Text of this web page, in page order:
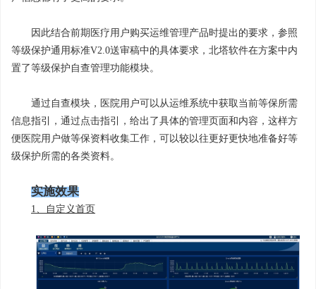
因此结合前期医疗用户购买运维管理产品时提出的要求，参照
等级保护通用标准V2.0送审稿中的具体要求，北塔软件在方案中内
置了等级保护自查管理功能模块。
通过自查模块，医院用户可以从运维系统中获取当前等保所需
信息指引，通过点击指引，给出了具体的管理页面和内容，这样方
便医院用户做等保资料收集工作，可以较以往更好更快地准备好等
级保护所需的各类资料。
实施效果
1、自定义首页